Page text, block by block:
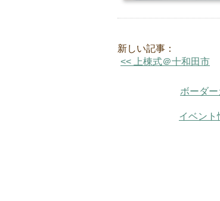
新しい記事：
<< 上棟式＠十和田市
ボーダ
イベント